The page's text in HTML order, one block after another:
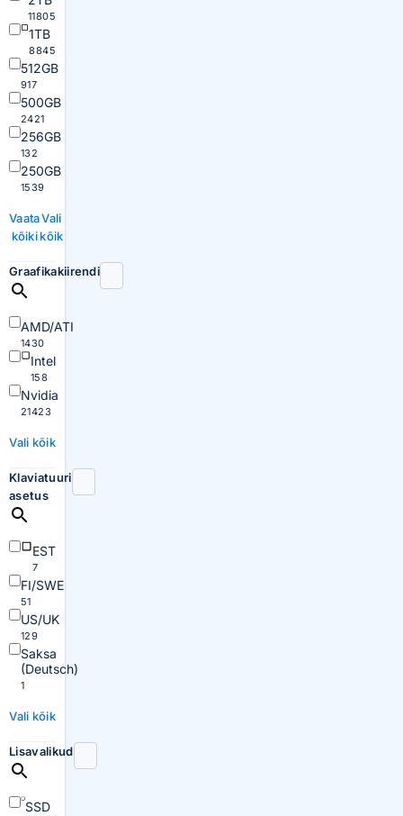
11805
1TB
8845
512GB
917
500GB
2421
256GB
132
250GB
1539
Vaata
kõiki
Vali
kõik
Graafikakiirendi
AMD/ATI
1430
Intel
158
Nvidia
21423
Vali kõik
Klaviatuuri
asetus
EST
7
FI/SWE
51
US/UK
129
Saksa
(Deutsch)
1
Vali kõik
Lisavalikud
SSD